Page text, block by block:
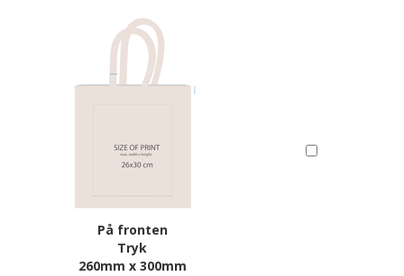
På fronten
Tryk
260mm x 300mm